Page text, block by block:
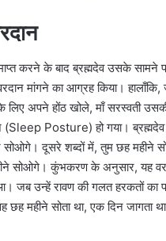
करने के बाद ब्रह्मदेव उसके
मांगने का आग्रह किया।
लिए अपने होंठ खोले, माँ सरस्वती
(Sleep Posture) हो गया।
सोओगे। दूसरे शब्दों में, तुम छह महीने
सोओगे। कुंभकरण के अनुसार, यह
जब उन्हें रावण की गलत हरकतों का
छह महीने सोता था, एक दिन जागता